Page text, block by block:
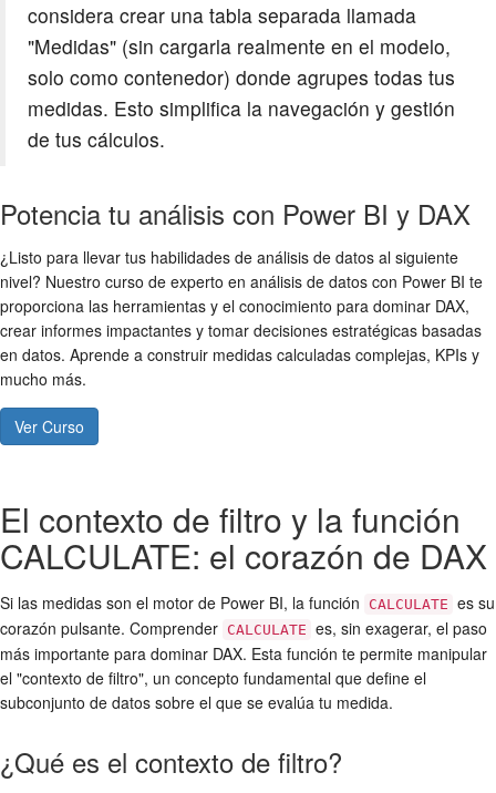
considera crear una tabla separada llamada
"Medidas" (sin cargarla realmente en el modelo,
solo como contenedor) donde agrupes todas tus
medidas. Esto simplifica la navegación y gestión
de tus cálculos.
Potencia tu análisis con Power BI y DAX
¿Listo para llevar tus habilidades de análisis de datos al siguiente
nivel? Nuestro curso de experto en análisis de datos con Power BI te
proporciona las herramientas y el conocimiento para dominar DAX,
crear informes impactantes y tomar decisiones estratégicas basadas
en datos. Aprende a construir medidas calculadas complejas, KPIs y
mucho más.
Ver Curso
El contexto de filtro y la función
CALCULATE: el corazón de DAX
Si las medidas son el motor de Power BI, la función CALCULATE es su
corazón pulsante. Comprender CALCULATE es, sin exagerar, el paso
más importante para dominar DAX. Esta función te permite manipular
el "contexto de filtro", un concepto fundamental que define el
subconjunto de datos sobre el que se evalúa tu medida.
¿Qué es el contexto de filtro?